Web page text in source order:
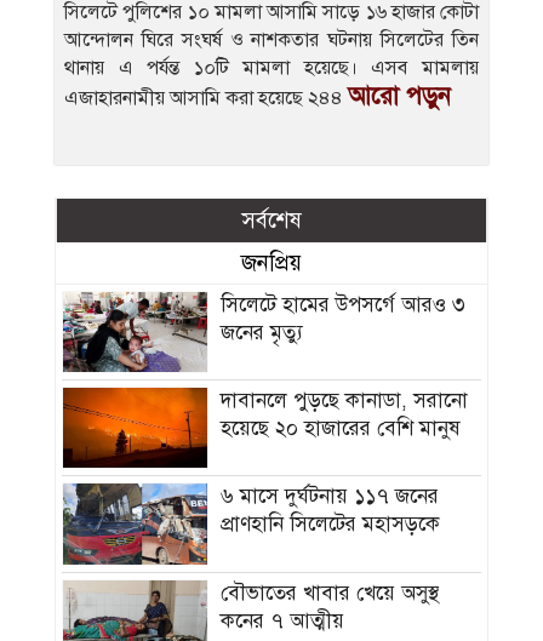
সিলেটে পুলিশের ১০ মামলা আসামি সাড়ে ১৬ হাজার কোটা
আন্দোলন ঘিরে সংঘর্ষ ও নাশকতার ঘটনায় সিলেটের তিন
থানায় এ পর্যন্ত ১০টি মামলা হয়েছে। এসব মামলায়
এজাহারনামীয় আসামি করা হয়েছে ২৪৪আরো পড়ুন
সর্বশেষ
জনপ্রিয়
সিলেটে হামের উপসর্গে আরও ৩
জনের মৃত্যু
দাবানলে পুড়ছে কানাডা, সরানো
হয়েছে ২০ হাজারের বেশি মানুষ
৬ মাসে দুর্ঘটনায় ১১৭ জনের
প্রাণহানি সিলেটের মহাসড়কে
বৌভাতের খাবার খেয়ে অসুস্থ
কনের ৭ আত্মীয়